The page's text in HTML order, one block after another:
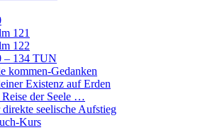
121
122
– 134 TUN
kommen-Gedanken
Existenz auf Erden
der Seele …
seelische Aufstieg
Kurs